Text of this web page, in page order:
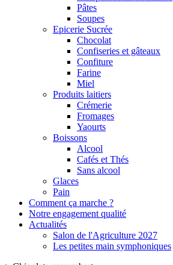
Pâtes
Soupes
Epicerie Sucrée
Chocolat
Confiseries et gâteaux
Confiture
Farine
Miel
Produits laitiers
Crémerie
Fromages
Yaourts
Boissons
Alcool
Cafés et Thés
Sans alcool
Glaces
Pain
Comment ça marche ?
Notre engagement qualité
Actualités
Salon de l'Agriculture 2027
Les petites main symphoniques